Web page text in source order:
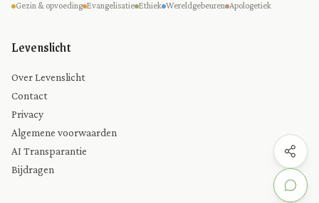
Gezin & opvoeding Evangelisatie Ethiek Wereldgebeuren Apologetiek
Levenslicht
Over Levenslicht
Contact
Privacy
Algemene voorwaarden
AI Transparantie
Bijdragen